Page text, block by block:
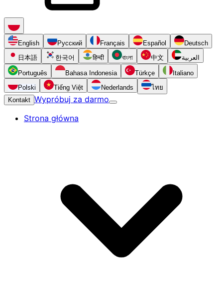
English Русский Français Español
Deutsch
日本語
한국어 हिन्दी বাংলা 中文 العربية
Português Bahasa Indonesia Türkçe
Italiano
Polski
Tiếng Việt Nederlands
ไทย
Kontakt Wypróbuj za darmo
Strona główna